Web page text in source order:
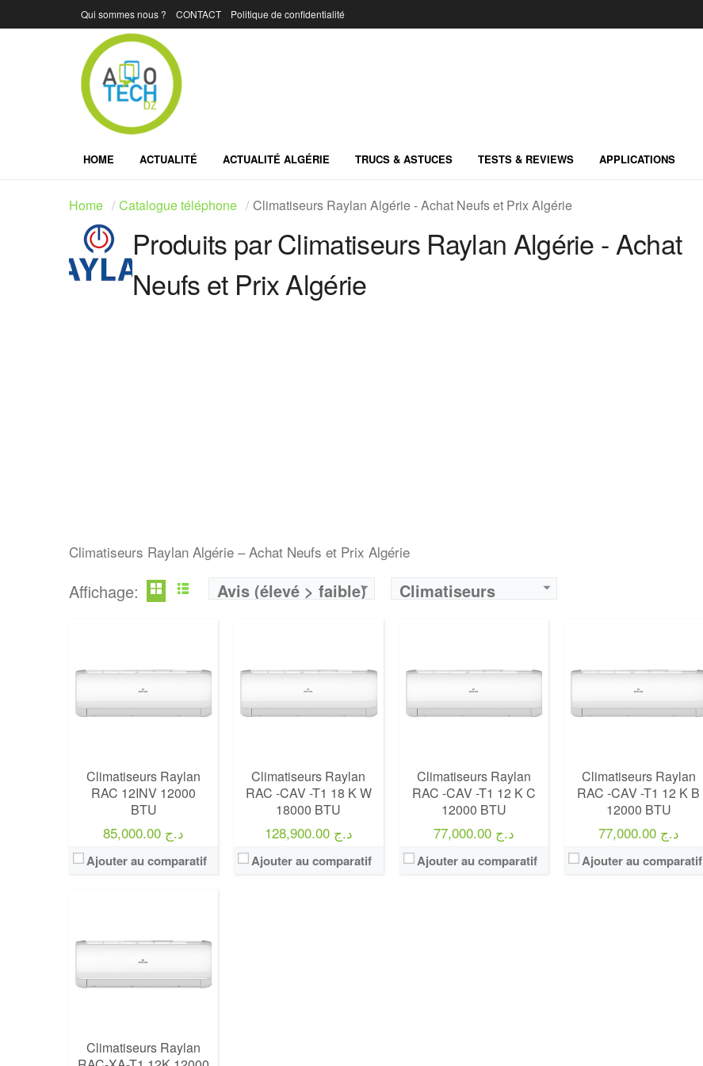
Qui sommes nous ? CONTACT Politique de confidentialité
HOME ACTUALITÉ ACTUALITÉ ALGÉRIE TRUCS & ASTUCES TESTS & REVIEWS APPLICATIONS
Home Catalogue téléphone Climatiseurs Raylan Algérie - Achat Neufs et Prix Algérie
Produits par Climatiseurs Raylan Algérie - Achat
Neufs et Prix Algérie
Climatiseurs Raylan Algérie – Achat Neufs et Prix Algérie
Affichage: Avis (élevé > faible) Climatiseurs
Climatiseurs Raylan
RAC 12INV 12000
BTU
85,000.00 د.ج
Ajouter au comparatif
Climatiseurs Raylan
RAC -CAV -T1 18 K W
18000 BTU
128,900.00 د.ج
Ajouter au comparatif
Climatiseurs Raylan
RAC -CAV -T1 12 K C
12000 BTU
77,000.00 د.ج
Ajouter au comparatif
Climatiseurs Raylan
RAC -CAV -T1 12 K B
12000 BTU
77,000.00 د.ج
Ajouter au comparatif
Climatiseurs Raylan